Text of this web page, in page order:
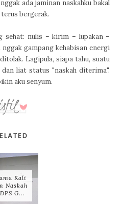
ada jaminan naskahku bakal
bergerak.
sehat: nulis – kirim – lupakan –
gampang kehabisan energi
Lagipula, siapa tahu, suatu
liat status "naskah diterima".
aku senyum.
Kali
Naskah
G...